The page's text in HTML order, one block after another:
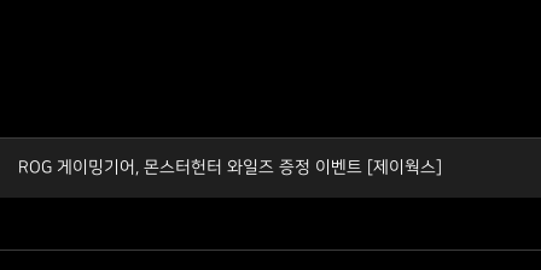
ROG 게이밍기어, 몬스터헌터 와일즈 증정 이벤트 [제이웍스]